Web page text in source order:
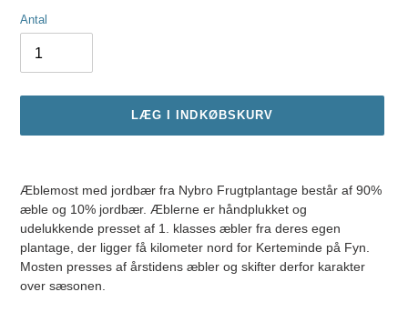
Antal
LÆG I INDKØBSKURV
Æblemost med jordbær fra Nybro Frugtplantage består af 90%
æble og 10% jordbær. Æblerne er håndplukket og
udelukkende presset af 1. klasses æbler fra deres egen
plantage, der ligger få kilometer nord for Kerteminde på Fyn.
Mosten presses af årstidens æbler og skifter derfor karakter
over sæsonen.